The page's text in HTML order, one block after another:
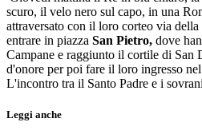
scuro, il velo nero sul capo, in una
attraversato con il loro corteo via
entrare in piazza San Pietro, dove
Campane e raggiunto il cortile di San
d'onore per poi fare il loro ingresso
L'incontro tra il Santo Padre e i
Leggi anche